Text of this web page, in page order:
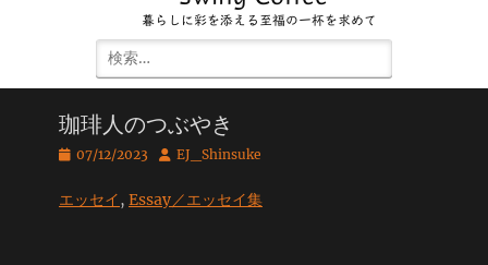
暮らしに彩を添える至福の一杯を求めて
検
索:
珈琲人のつぶやき
投
日
07/12/2023
投
者
EJ_Shinsuke
エッセイ, Essay／エッセイ集